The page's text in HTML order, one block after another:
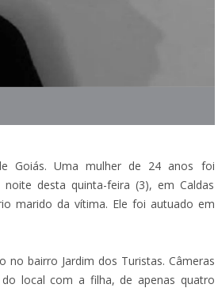
Goiás. Uma mulher de 24 anos foi
desta quinta-feira (3), em Caldas
marido da vítima. Ele foi autuado em
bairro Jardim dos Turistas. Câmeras
local com a filha, de apenas quatro